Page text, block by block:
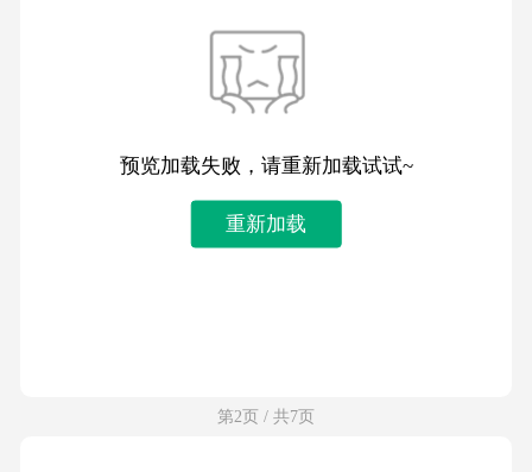
预览加载失败，请重新加载试试~
重新加载
第2页 / 共7页